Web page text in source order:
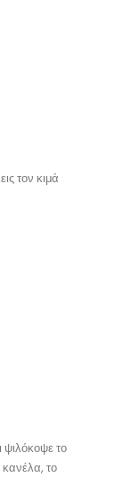
τον κιμά
ψιλόκοψε το
κανέλα, το